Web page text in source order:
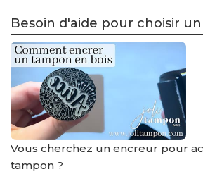
Besoin d'aide pour choisir
Vous cherchez un encreur pour
tampon ?